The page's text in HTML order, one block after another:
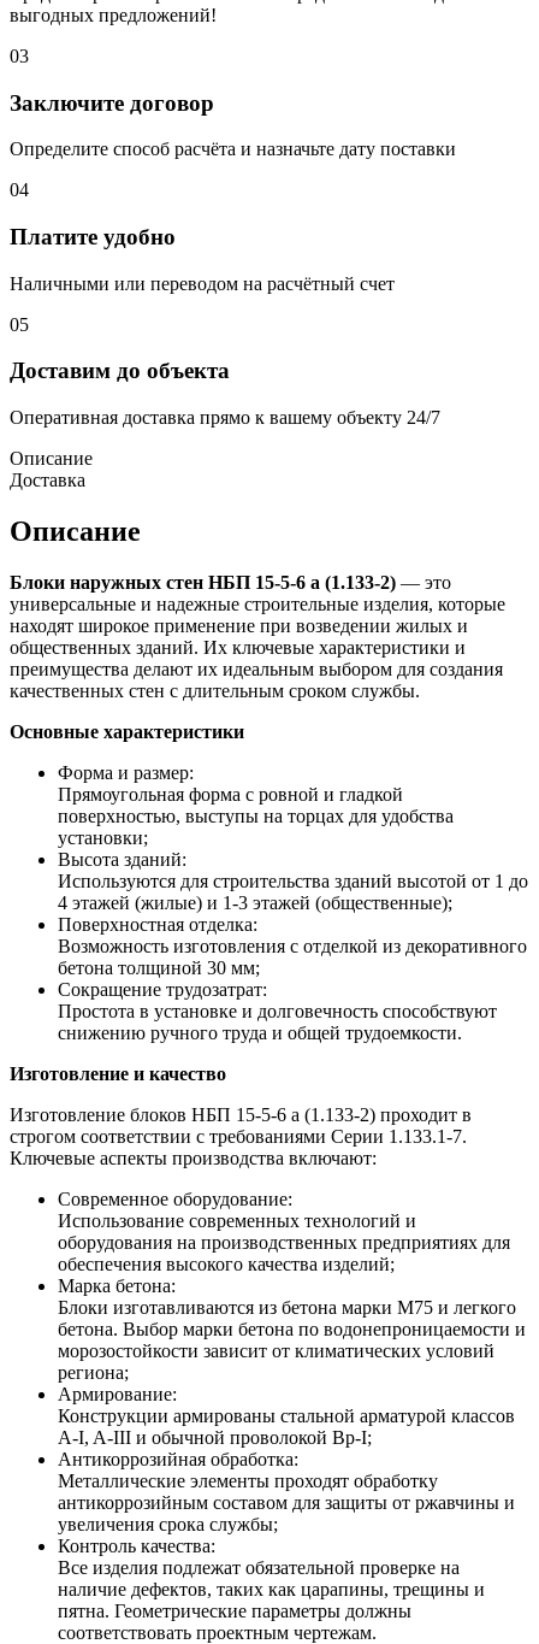
выгодных предложений!
03
Заключите договор
Определите способ расчёта и назначьте дату поставки
04
Платите удобно
Наличными или переводом на расчётный счет
05
Доставим до объекта
Оперативная доставка прямо к вашему объекту 24/7
Описание
Доставка
Описание
Блоки наружных стен НБП 15-5-6 а (1.133-2) — это
универсальные и надежные строительные изделия, которые
находят широкое применение при возведении жилых и
общественных зданий. Их ключевые характеристики и
преимущества делают их идеальным выбором для создания
качественных стен с длительным сроком службы.
Основные характеристики
Форма и размер:
Прямоугольная форма с ровной и гладкой
поверхностью, выступы на торцах для удобства
установки;
Высота зданий:
Используются для строительства зданий высотой от 1 до
4 этажей (жилые) и 1-3 этажей (общественные);
Поверхностная отделка:
Возможность изготовления с отделкой из декоративного
бетона толщиной 30 мм;
Сокращение трудозатрат:
Простота в установке и долговечность способствуют
снижению ручного труда и общей трудоемкости.
Изготовление и качество
Изготовление блоков НБП 15-5-6 а (1.133-2) проходит в
строгом соответствии с требованиями Серии 1.133.1-7.
Ключевые аспекты производства включают:
Современное оборудование:
Использование современных технологий и
оборудования на производственных предприятиях для
обеспечения высокого качества изделий;
Марка бетона:
Блоки изготавливаются из бетона марки М75 и легкого
бетона. Выбор марки бетона по водонепроницаемости и
морозостойкости зависит от климатических условий
региона;
Армирование:
Конструкции армированы стальной арматурой классов
A-I, A-III и обычной проволокой Bp-I;
Антикоррозийная обработка:
Металлические элементы проходят обработку
антикоррозийным составом для защиты от ржавчины и
увеличения срока службы;
Контроль качества:
Все изделия подлежат обязательной проверке на
наличие дефектов, таких как царапины, трещины и
пятна. Геометрические параметры должны
соответствовать проектным чертежам.